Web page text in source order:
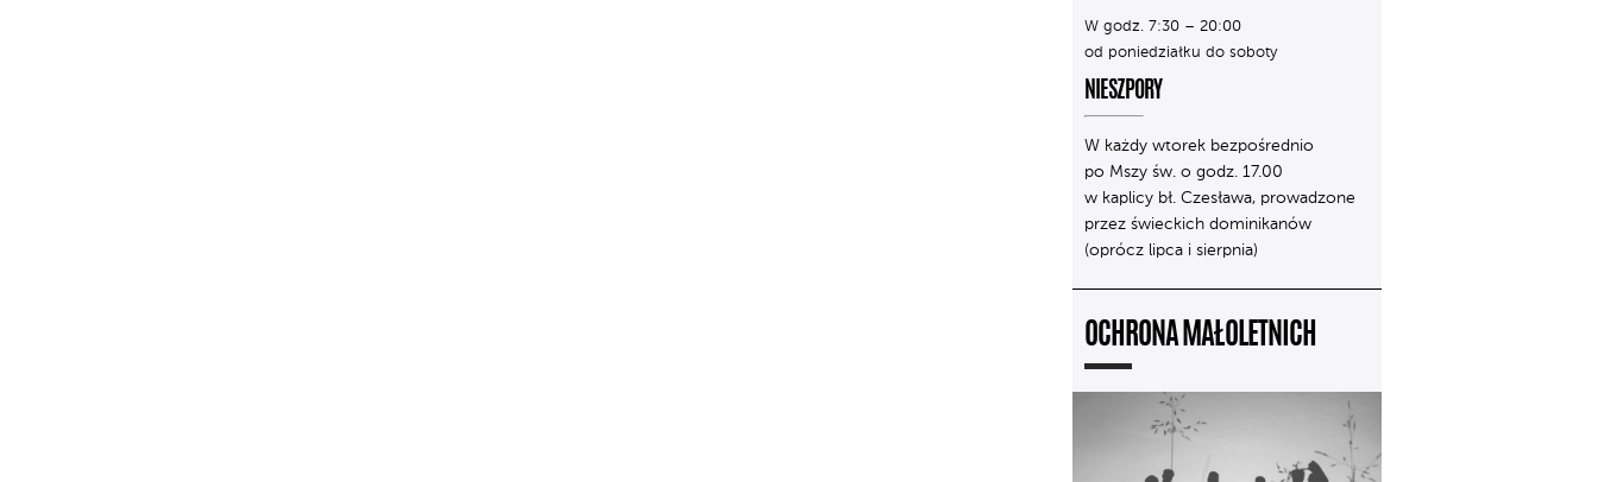
W godz. 7:30 – 20:00
od poniedziałku do soboty
NIESZPORY
W każdy wtorek bezpośrednio
po Mszy św. o godz. 17.00
w kaplicy bł. Czesława, prowadzone
przez świeckich dominikanów
(oprócz lipca i sierpnia)
OCHRONA MAŁOLETNICH